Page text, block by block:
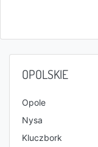
OPOLSKIE
Opole
Nysa
Kluczbork